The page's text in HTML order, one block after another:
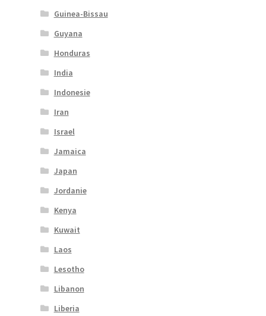
Guinea-Bissau
Guyana
Honduras
India
Indonesie
Iran
Israel
Jamaica
Japan
Jordanie
Kenya
Kuwait
Laos
Lesotho
Libanon
Liberia